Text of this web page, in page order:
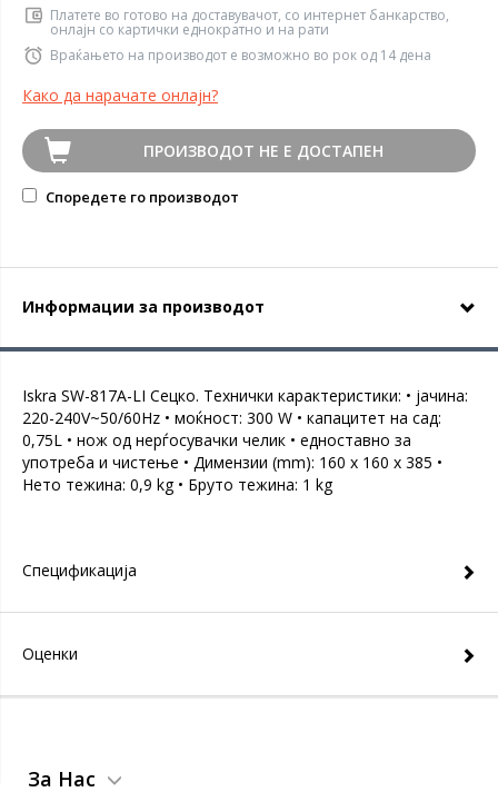
Платете во готово на доставувачот, со интернет банкарство,
онлајн со картички еднократно и на рати
Враќањето на производот е возможно во рок од 14 дена
Како да нарачате онлајн?
ПРОИЗВОДОТ НЕ Е ДОСТАПЕН
Споредете го производот
Информации за производот
Iskra SW-817A-LI Сецко. Технички карактеристики: • јачина:
220-240V~50/60Hz • моќност: 300 W • капацитет на сад:
0,75L • нож од нерѓосувачки челик • едноставно за
употреба и чистење • Димензии (mm): 160 x 160 x 385 •
Нето тежина: 0,9 kg • Бруто тежина: 1 kg
Спецификација
Оценки
За Нас